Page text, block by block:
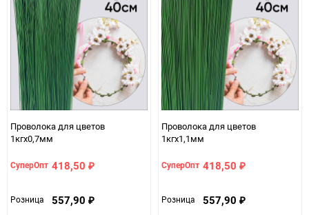
Проволока для цветов
1кгx0,7мм
СуперОпт 418,50 ₽
Розница 557,90 ₽
Проволока для цветов
1кгx1,1мм
СуперОпт 418,50 ₽
Розница 557,90 ₽